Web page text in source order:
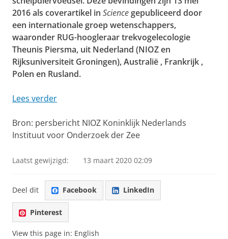
2016 als coverartikel in Sciencegepubliceerd door
een internationale groep wetenschappers,
waaronder RUG-hoogleraar trekvogelecologie
Theunis Piersma, uit Nederland (NIOZ en
Rijksuniversiteit Groningen), Australië , Frankrijk ,
Polen en Rusland.
Lees verder
Bron: persbericht NIOZ Koninklijk Nederlands
Instituut voor Onderzoek der Zee
Laatst gewijzigd: 13 maart 2020 02:09
Deel dit Facebook LinkedIn
Pinterest
View this page in: English